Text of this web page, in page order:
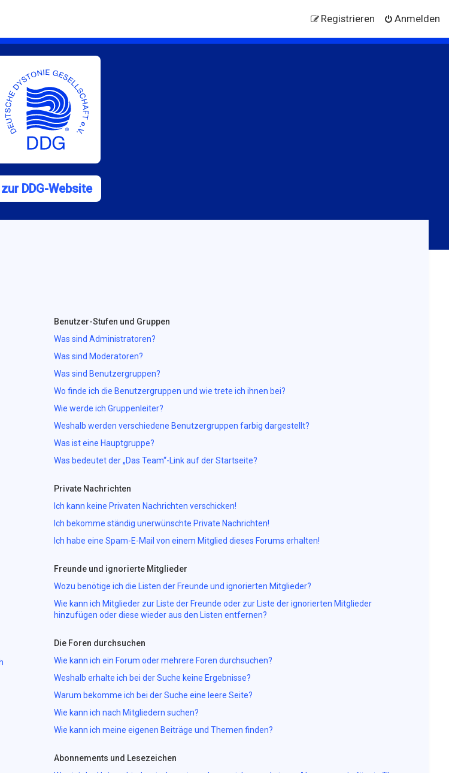
Anmelden
Registrieren
zur DDG-Website
Benutzer-Stufen und Gruppen
Was sind Administratoren?
Was sind Moderatoren?
Was sind Benutzergruppen?
Wo finde ich die Benutzergruppen und wie trete ich ihnen bei?
Wie werde ich Gruppenleiter?
Weshalb werden verschiedene Benutzergruppen farbig dargestellt?
Was ist eine Hauptgruppe?
Was bedeutet der „Das Team“-Link auf der Startseite?
Private Nachrichten
Ich kann keine Privaten Nachrichten verschicken!
Ich bekomme ständig unerwünschte Private Nachrichten!
Ich habe eine Spam-E-Mail von einem Mitglied dieses Forums erhalten!
Freunde und ignorierte Mitglieder
Wozu benötige ich die Listen der Freunde und ignorierten Mitglieder?
Wie kann ich Mitglieder zur Liste der Freunde oder zur Liste der ignorierten Mitglieder
hinzufügen oder diese wieder aus den Listen entfernen?
Die Foren durchsuchen
Wie kann ich ein Forum oder mehrere Foren durchsuchen?
Weshalb erhalte ich bei der Suche keine Ergebnisse?
Warum bekomme ich bei der Suche eine leere Seite?
Wie kann ich nach Mitgliedern suchen?
Wie kann ich meine eigenen Beiträge und Themen finden?
Abonnements und Lesezeichen